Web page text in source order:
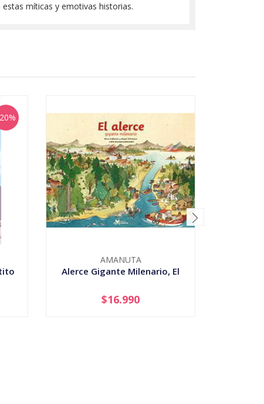
míticas y emotivas historias.
AMANUTA
Alerce Gigante Milenario, El
+
$16.990